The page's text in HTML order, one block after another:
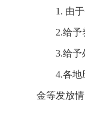
1. 由
2.给
3.给予
4.各地
金等发放